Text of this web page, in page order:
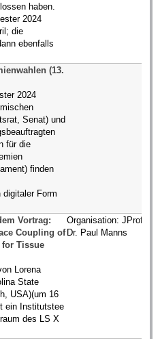
haben.
2024
die
ebenfalls
(13.
2024
Senat) und
für die
finden
digitaler Form
Vortrag:
Coupling of
for Tissue
Lorena
State
USA)(um 16
ein Institutstee
des LS X
Organisation: JProf.
Dr. Paul Manns